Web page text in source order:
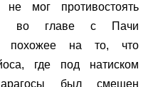
мог противостоять
во главе с Пачи
похожее на то, что
где под натиском
был смещен